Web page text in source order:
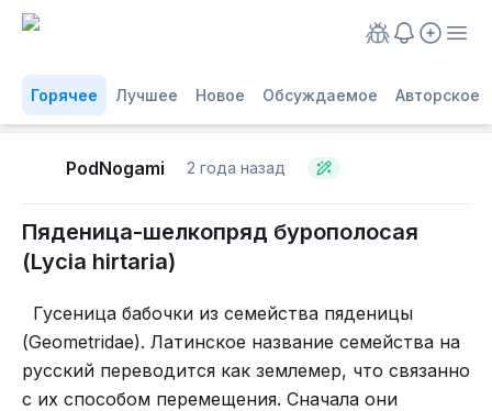
Горячее Лучшее Новое Обсуждаемое Авторское
PodNogami 2 года назад
Пяденица-шелкопряд бурополосая
(Lycia hirtaria)
Гусеница бабочки из семейства пяденицы
(Geometridae). Латинское название семейства на
русский переводится как землемер, что связанно
с их способом перемещения. Сначала они